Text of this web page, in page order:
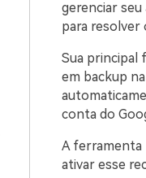
gerenciar
para resolver
Sua principal
em backup
conta do
A ferramenta
ativar esse